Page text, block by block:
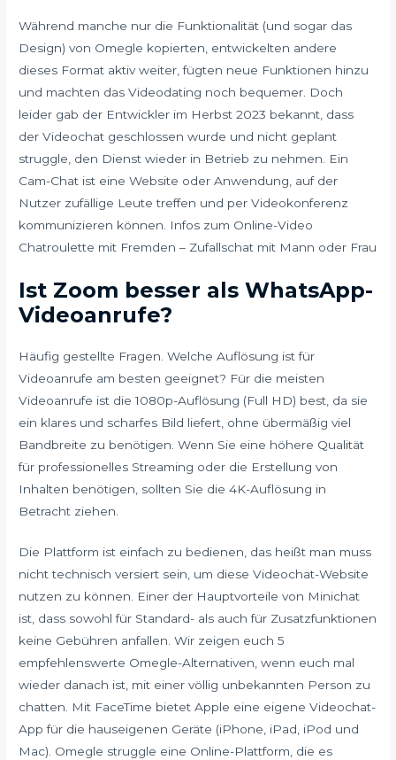
Während manche nur die Funktionalität (und sogar das
Design) von Omegle kopierten, entwickelten andere
dieses Format aktiv weiter, fügten neue Funktionen hinzu
und machten das Videodating noch bequemer. Doch
leider gab der Entwickler im Herbst 2023 bekannt, dass
der Videochat geschlossen wurde und nicht geplant
struggle, den Dienst wieder in Betrieb zu nehmen. Ein
Cam-Chat ist eine Website oder Anwendung, auf der
Nutzer zufällige Leute treffen und per Videokonferenz
kommunizieren können. Infos zum Online-Video
Chatroulette mit Fremden – Zufallschat mit Mann oder Frau
Ist Zoom besser als WhatsApp-
Videoanrufe?
Häufig gestellte Fragen. Welche Auflösung ist für
Videoanrufe am besten geeignet? Für die meisten
Videoanrufe ist die 1080p-Auflösung (Full HD) best, da sie
ein klares und scharfes Bild liefert, ohne übermäßig viel
Bandbreite zu benötigen. Wenn Sie eine höhere Qualität
für professionelles Streaming oder die Erstellung von
Inhalten benötigen, sollten Sie die 4K-Auflösung in
Betracht ziehen.
Die Plattform ist einfach zu bedienen, das heißt man muss
nicht technisch versiert sein, um diese Videochat-Website
nutzen zu können. Einer der Hauptvorteile von Minichat
ist, dass sowohl für Standard- als auch für Zusatzfunktionen
keine Gebühren anfallen. Wir zeigen euch 5
empfehlenswerte Omegle-Alternativen, wenn euch mal
wieder danach ist, mit einer völlig unbekannten Person zu
chatten. Mit FaceTime bietet Apple eine eigene Videochat-
App für die hauseigenen Geräte (iPhone, iPad, iPod und
Mac). Omegle struggle eine Online-Plattform, die es